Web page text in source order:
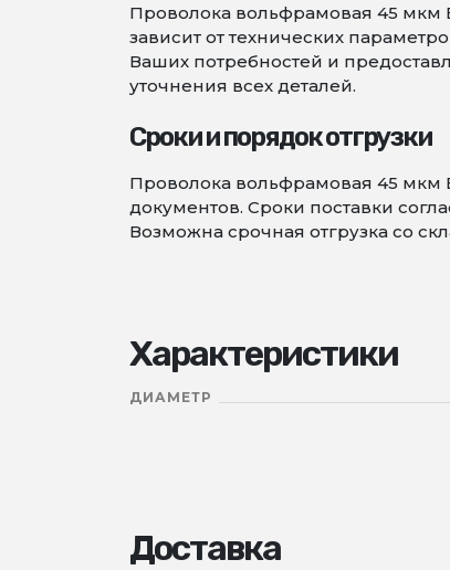
Проволока вольфрамовая 45 мкм
зависит от технических
Ваших потребностей и
уточнения всех деталей.
Сроки и порядок отгрузки
Проволока вольфрамовая 45 мкм
документов. Сроки поставки
Возможна срочная отгрузка со
Характеристики
ДИАМЕТР
Доставка